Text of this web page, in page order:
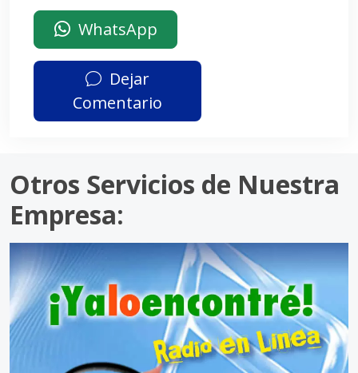
WhatsApp
Dejar
Comentario
Otros Servicios de Nuestra
Empresa: